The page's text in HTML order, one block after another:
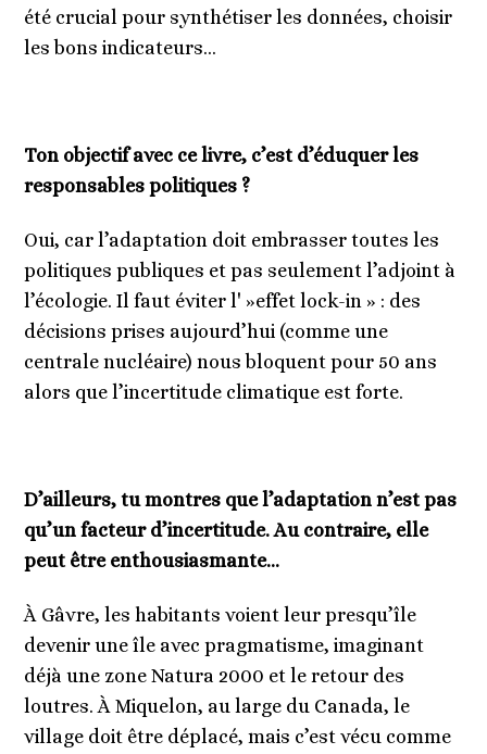
été crucial pour synthétiser les données, choisir
les bons indicateurs…
Ton objectif avec ce livre, c’est d’éduquer les
responsables politiques ?
Oui, car l’adaptation doit embrasser toutes les
politiques publiques et pas seulement l’adjoint à
l’écologie. Il faut éviter l' »effet lock-in » : des
décisions prises aujourd’hui (comme une
centrale nucléaire) nous bloquent pour 50 ans
alors que l’incertitude climatique est forte.
D’ailleurs, tu montres que l’adaptation n’est pas
qu’un facteur d’incertitude. Au contraire, elle
peut être enthousiasmante…
À Gâvre, les habitants voient leur presqu’île
devenir une île avec pragmatisme, imaginant
déjà une zone Natura 2000 et le retour des
loutres. À Miquelon, au large du Canada, le
village doit être déplacé, mais c’est vécu comme